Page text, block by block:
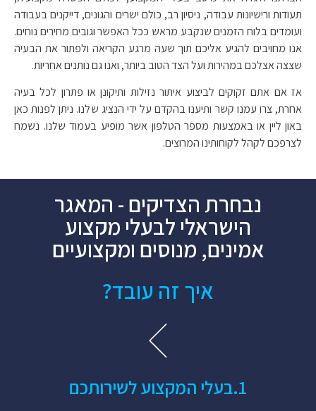
תעודות ורישיונות עבודה, ניסיון רב, כולם ישרים והגונים, דייקנים בעבודה
ועומדים בלוח הזמנים שנקבע מראש ככל האפשר וגובים מחירים נוחים.
אנו מחויבים להגיע אליכם תוך שעה מרגע הקריאה ולפתור את הבעיה
שצצה אצלכם במהירות ועל הצד הטוב ביותר, ואנו גם נותנים אחריות.
אז אם אתם זקוקים לביצוע איתור נזילות ותיקונן או פתרון לכל בעיה
אחרת, צרו עמנו קשר ותיענו בהקדם על ידי הנציג שלנו. ניתן לפנות כאן
באון ליין או באמצעות מספר הטלפון אשר מופיע בעמוד שלנו. נשמח
לצרפכם לקהל לקוחותינו המרוצים.
נבחרת הצדיקים - המאגר
הישראלי לבעלי מקצוע
אמינים, מנוסים ומקצועיים
איך זה עובד?
1.​בעלי המקצוע לשירותכם​